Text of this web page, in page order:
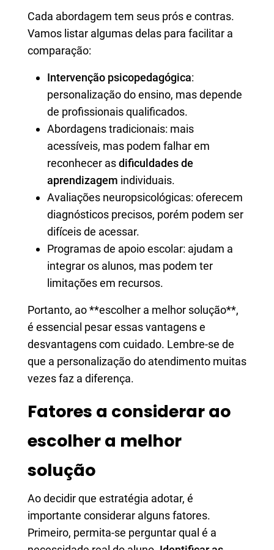
Cada abordagem tem seus prós e contras.
Vamos listar algumas delas para facilitar a
comparação:
Intervenção psicopedagógica:
personalização do ensino, mas depende
de profissionais qualificados.
Abordagens tradicionais: mais
acessíveis, mas podem falhar em
reconhecer asdificuldades de
aprendizagem individuais.
Avaliações neuropsicológicas: oferecem
diagnósticos precisos, porém podem ser
difíceis de acessar.
Programas de apoio escolar: ajudam a
integrar os alunos, mas podem ter
limitações em recursos.
Portanto, ao **escolher a melhor solução**,
é essencial pesar essas vantagens e
desvantagens com cuidado. Lembre-se de
que a personalização do atendimento muitas
vezes faz a diferença.
Fatores a considerar ao
escolher a melhor
solução
Ao decidir que estratégia adotar, é
importante considerar alguns fatores.
Primeiro, permita-se perguntar qual é a